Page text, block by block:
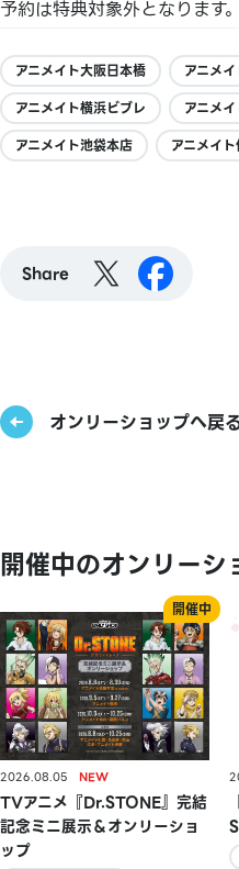
予約は特典対象外となります。
アニメイト大阪日本橋
アニメ
アニメイト横浜ビブレ
アニメ
アニメイト池袋本店
アニメイ
Share
オンリーショップへ戻
開催中のオンリーシ
2026.08.05
TVアニメ『Dr.STONE』完結
記念ミニ展示＆オンリーショ
ップ